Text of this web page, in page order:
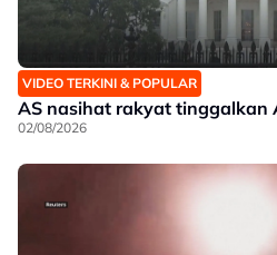
VIDEO TERKINI & POPULAR
AS nasihat rakyat tinggalkan
02/08/2026